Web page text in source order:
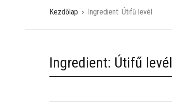
Kezdőlap Ingredient: Útifű levél
Ingredient: Útifű levél